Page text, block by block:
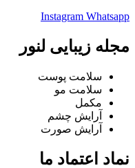
Instagram Whatsapp
مجله زیبایی لنور
سلامت پوست
سلامت مو
مکمل
آرایش چشم
آرایش صورت
نماد اعتماد ما